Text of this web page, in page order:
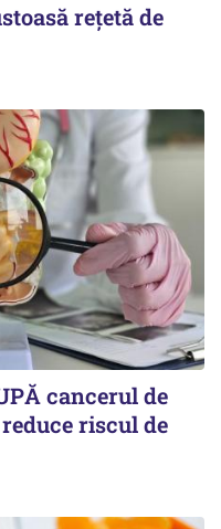
rețetă de
cancerul de
riscul de